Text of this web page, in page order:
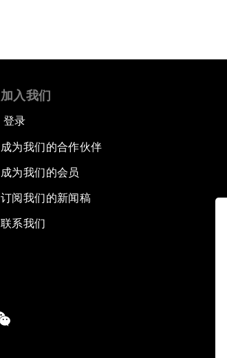
加入我们
登录
成为我们的合作伙伴
成为我们的会员
订阅我们的新闻稿
联系我们